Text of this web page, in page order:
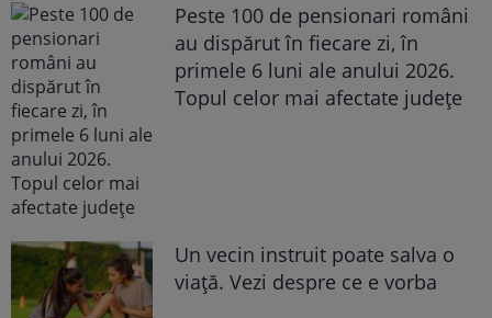
Peste 100 de pensionari români
au dispărut în fiecare zi, în
primele 6 luni ale anului 2026.
Topul celor mai afectate județe
Un vecin instruit poate salva o
viață. Vezi despre ce e vorba